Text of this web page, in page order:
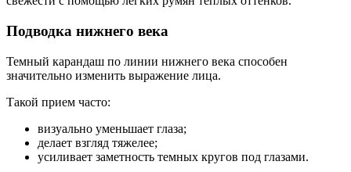
Подводка нижнего века
Темный карандаш по линии нижнего века способен
значительно изменить выражение лица.
Такой прием часто:
визуально уменьшает глаза;
делает взгляд тяжелее;
усиливает заметность темных кругов под глазами.